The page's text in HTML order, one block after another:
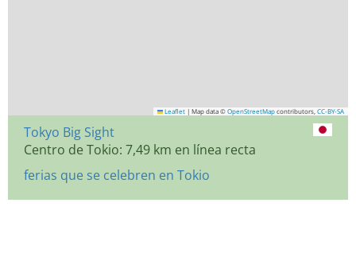
Leaflet | Map data © OpenStreetMap contributors, CC-BY-SA
Tokyo Big Sight
Centro de Tokio: 7,49 km en línea recta
ferias que se celebren en Tokio